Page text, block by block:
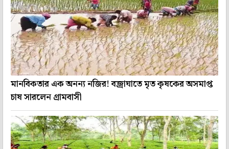
মানবিকতার এক অনন্য নজির! বজ্রাঘাতে মৃত কৃষকের অসমাপ্ত
চাষ সারলেন গ্রামবাসী